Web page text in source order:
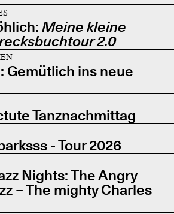
Meine kleine
2.0
Gemütlich ins neue
Tanznachmittag
- Tour 2026
Nights: The Angry
– The mighty Charles